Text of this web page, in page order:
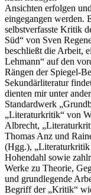
Ansichten erfolgen
eingegangen werden.
selbstverfasste Kritik
Süd“ von Sven
beschließt die Arbeit,
Lehmann“ auf den
Rängen der Spiegel-
Sekundärliteratur
dienten mir unter
Standardwerk
„Literaturkritik“ von
Albrecht,
Thomas Anz und
(Hgg.),
Hohendahl sowie
Werke zu Theorie,
und grundlegende
Begriff der „Kritik“